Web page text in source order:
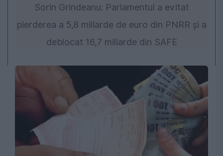
Sorin Grindeanu: Parlamentul a evitat
pierderea a 5,8 miliarde de euro din PNRR și a
deblocat 16,7 miliarde din SAFE